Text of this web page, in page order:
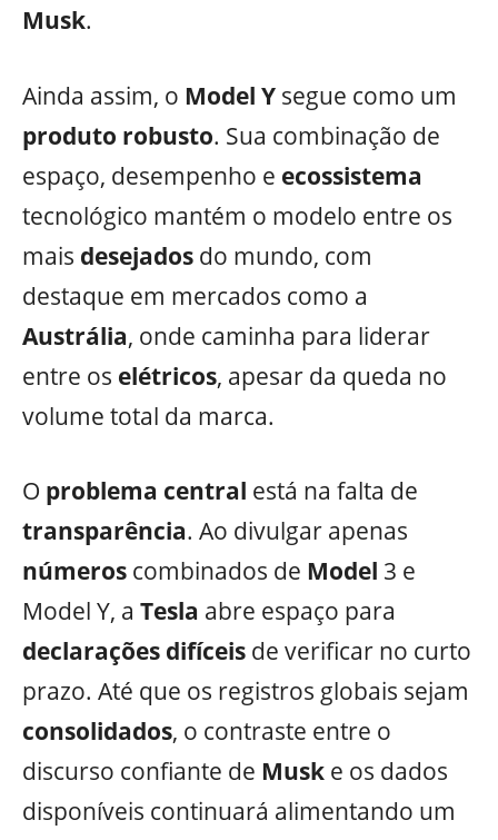
Musk.
Ainda assim, o Model Y segue como um
produto robusto. Sua combinação de
espaço, desempenho e ecossistema
tecnológico mantém o modelo entre os
mais desejados do mundo, com
destaque em mercados como a
Austrália, onde caminha para liderar
entre os elétricos, apesar da queda no
volume total da marca.
O problema central está na falta de
transparência. Ao divulgar apenas
números combinados de Model 3 e
Model Y, a Tesla abre espaço para
declarações difíceis de verificar no curto
prazo. Até que os registros globais sejam
consolidados, o contraste entre o
discurso confiante de Musk e os dados
disponíveis continuará alimentando um